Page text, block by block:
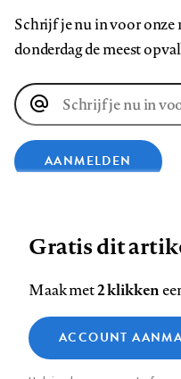
Schrijf je nu in voor onze
donderdag de meest
E-
mailadres
AANMELDEN
op
Facebook
op
LinkedIn
op
Bluesky
Footer
Contact Colofon
Zie onze cookie policy
Analytische cookies
Gratis dit
Maak met2 klikken
ACCOUNT